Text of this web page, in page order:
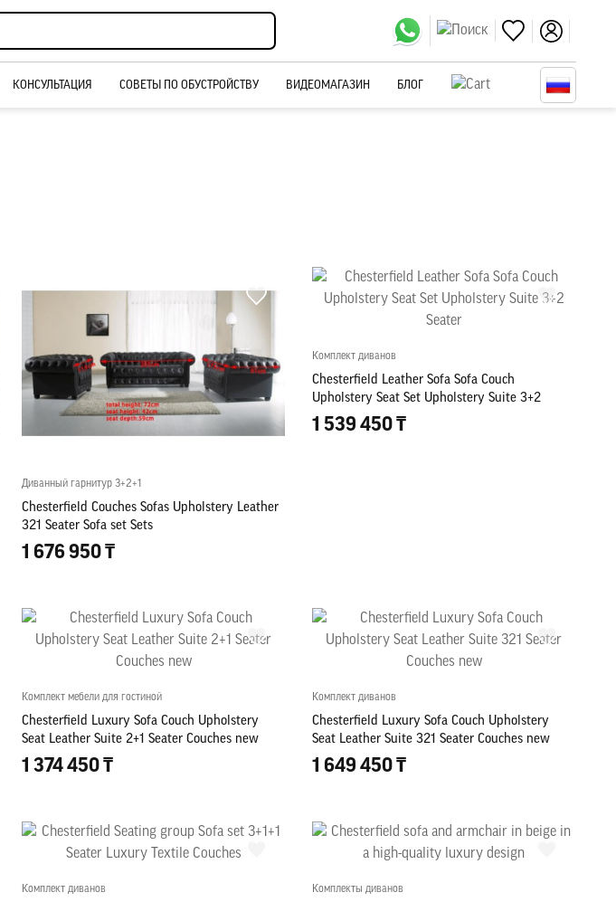
КОНСУЛЬТАЦИЯ СОВЕТЫ ПО ОБУСТРОЙСТВУ ВИДЕОМАГАЗИН БЛОГ
Диванный гарнитур 3+2+1
Chesterfield Couches Sofas Upholstery Leather
321 Seater Sofa set Sets
1 676 950 ₸
Комплект диванов
Chesterfield Leather Sofa Sofa Couch
Upholstery Seat Set Upholstery Suite 3+2
Seater
1 539 450 ₸
Комплект мебели для гостиной
Chesterfield Luxury Sofa Couch Upholstery
Seat Leather Suite 2+1 Seater Couches new
1 374 450 ₸
Комплект диванов
Chesterfield Luxury Sofa Couch Upholstery
Seat Leather Suite 321 Seater Couches new
1 649 450 ₸
Комплект диванов Комплекты диванов